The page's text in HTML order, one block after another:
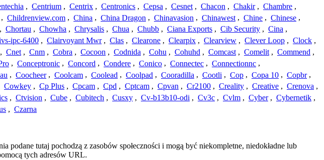
, Centrium , Centrix , Centronics , Cepsa , Cesnet , Chacon , Chakir , Chambre ,
, Childrenview.com , China , China Dragon , Chinavasion , Chinawest , Chine , Chinese ,
, Chortau , Chowha , Chrysalis , Chua , Chubb , Ciana Exports , Cib Security , Cina ,
ipc-6400 , Clairvoyant Mwr , Clas , Clearone , Clearpix , Clearview , Clever Loop , Clock ,
, Cnet , Cnm , Cobra , Cocoon , Codnida , Cohu , Cohuhd , Comcast , Comelit , Commend ,
, Conceptronic , Concord , Condere , Conico , Connectec , Connectionnc ,
, Coocheer , Coolcam , Coolead , Coolpad , Cooradilla , Cootli , Cop , Copa 10 , Copbr ,
Cowkey , Cp Plus , Cpcam , Cpd , Cptcam , Cpvan , Cr2100 , Creality , Creative , Crenova ,
, Ctvision , Cube , Cubitech , Cusxy , Cv-b13b10-odi , Cv3c , Cvlm , Cyber , Cybernetik ,
, Czarna
podane tutaj pochodzą z zasobów społeczności i mogą być niekompletne, niedokładne lub
tych adresów URL.